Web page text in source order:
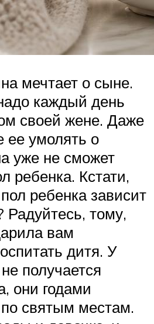
мечтает о сыне.
каждый день
своей жене. Даже
ее умолять о
уже не сможет
ребенка. Кстати,
ребенка зависит
Радуйтесь, тому,
вам
дитя. У
получается
они годами
по святым местам.